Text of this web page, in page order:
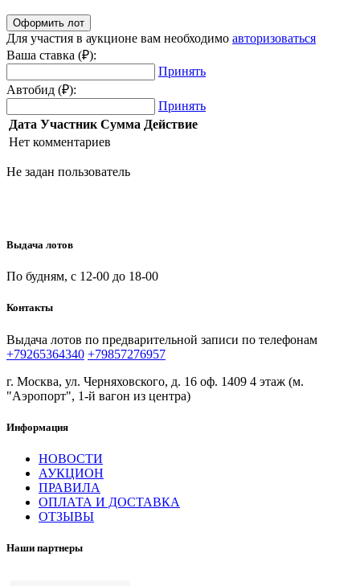
Для участия в аукционе вам необходимо авторизоваться
Ваша ставка (₽):
Принять
Автобид (₽):
Принять
Дата Участник Сумма Действие
Нет комментариев
Не задан пользователь
Выдача лотов
По будням, с 12-00 до 18-00
Контакты
Выдача лотов по предварительной записи по телефонам
+79265364340 +79857276957
г. Москва, ул. Черняховского, д. 16 оф. 1409 4 этаж (м.
"Аэропорт", 1-й вагон из центра)
Информация
НОВОСТИ
АУКЦИОН
ПРАВИЛА
ОПЛАТА И ДОСТАВКА
ОТЗЫВЫ
Наши партнеры